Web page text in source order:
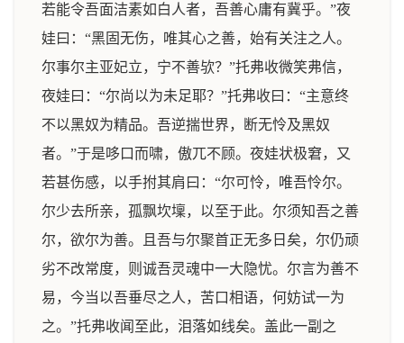
若能令吾面洁素如白人者，吾善心庸有冀乎。”夜
娃曰：“黑固无伤，唯其心之善，始有关注之人。
尔事尔主亚妃立，宁不善欤？”托弗收微笑弗信，
夜娃曰：“尔尚以为未足耶？”托弗收曰：“主意终
不以黑奴为精品。吾逆揣世界，断无怜及黑奴
者。”于是哆口而啸，傲兀不顾。夜娃状极窘，又
若甚伤感，以手拊其肩曰：“尔可怜，唯吾怜尔。
尔少去所亲，孤飘坎壈，以至于此。尔须知吾之善
尔，欲尔为善。且吾与尔聚首正无多日矣，尔仍顽
劣不改常度，则诚吾灵魂中一大隐忧。尔言为善不
易，今当以吾垂尽之人，苦口相语，何妨试一为
之。”托弗收闻至此，泪落如线矣。盖此一副之